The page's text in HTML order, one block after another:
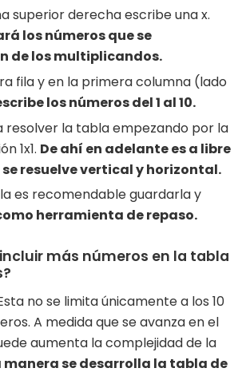
superior derecha escribe una x.
los números que se
de los multiplicandos.
fila y en la primera columna (lado
los números del 1 al 10.
resolver la tabla empezando por la
1x1. De ahí en adelante es a libre
se resuelve vertical y horizontal.
es recomendable guardarla y
herramienta de repaso.
más números en la tabla
no se limita únicamente a los 10
A medida que se avanza en el
aumenta la complejidad de la
manera se desarrolla la tabla de